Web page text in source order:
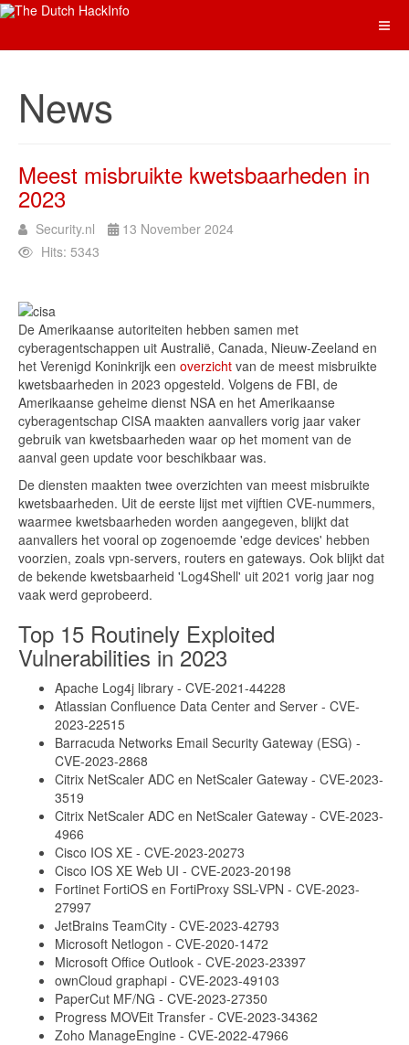
News
Meest misbruikte kwetsbaarheden in
2023
Security.nl
13 November 2024
Hits: 5343
De Amerikaanse autoriteiten hebben samen met
cyberagentschappen uit Australië, Canada, Nieuw-Zeeland en
het Verenigd Koninkrijk een overzicht van de meest misbruikte
kwetsbaarheden in 2023 opgesteld. Volgens de FBI, de
Amerikaanse geheime dienst NSA en het Amerikaanse
cyberagentschap CISA maakten aanvallers vorig jaar vaker
gebruik van kwetsbaarheden waar op het moment van de
aanval geen update voor beschikbaar was.
De diensten maakten twee overzichten van meest misbruikte
kwetsbaarheden. Uit de eerste lijst met vijftien CVE-nummers,
waarmee kwetsbaarheden worden aangegeven, blijkt dat
aanvallers het vooral op zogenoemde 'edge devices' hebben
voorzien, zoals vpn-servers, routers en gateways. Ook blijkt dat
de bekende kwetsbaarheid 'Log4Shell' uit 2021 vorig jaar nog
vaak werd geprobeerd.
Top 15 Routinely Exploited
Vulnerabilities in 2023
Apache Log4j library - CVE-2021-44228
Atlassian Confluence Data Center and Server - CVE-
2023-22515
Barracuda Networks Email Security Gateway (ESG) -
CVE-2023-2868
Citrix NetScaler ADC en NetScaler Gateway - CVE-2023-
3519
Citrix NetScaler ADC en NetScaler Gateway - CVE-2023-
4966
Cisco IOS XE - CVE-2023-20273
Cisco IOS XE Web UI - CVE-2023-20198
Fortinet FortiOS en FortiProxy SSL-VPN - CVE-2023-
27997
JetBrains TeamCity - CVE-2023-42793
Microsoft Netlogon - CVE-2020-1472
Microsoft Office Outlook - CVE-2023-23397
ownCloud graphapi - CVE-2023-49103
PaperCut MF/NG - CVE-2023-27350
Progress MOVEit Transfer - CVE-2023-34362
Zoho ManageEngine - CVE-2022-47966